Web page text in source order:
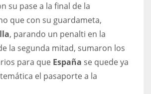
su pase a la final de la
que con su guardameta,
, parando un penalti en la
la segunda mitad, sumaron los
para que España se quede ya
el pasaporte a la